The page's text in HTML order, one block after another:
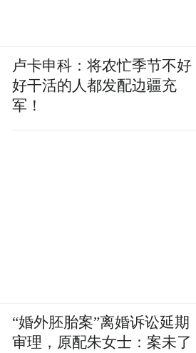
卢卡申科：将农忙季节不好
好干活的人都发配边疆充
军！
“婚外胚胎案”离婚诉讼延期
审理，原配朱女士：案未了